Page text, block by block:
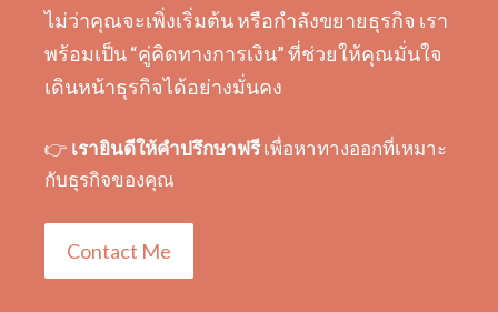
ไม่ว่าคุณจะเพิ่งเริ่มต้น หรือกำลังขยายธุรกิจ เรา
พร้อมเป็น “คู่คิดทางการเงิน” ที่ช่วยให้คุณมั่นใจ
เดินหน้าธุรกิจได้อย่างมั่นคง
👉 เรายินดีให้คำปรึกษาฟรีเพื่อหาทางออกที่เหมาะ
กับธุรกิจของคุณ
Contact Me